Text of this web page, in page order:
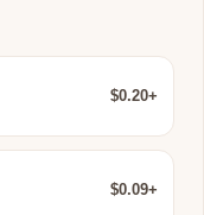
$0.20+
$0.09+